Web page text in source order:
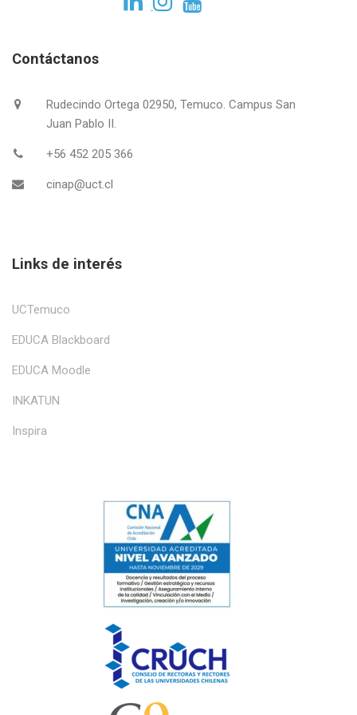
Contáctanos
Rudecindo Ortega 02950, Temuco. Campus San
Juan Pablo II.
+56 452 205 366
cinap@uct.cl
Links de interés
UCTemuco
EDUCA Blackboard
EDUCA Moodle
INKATUN
Inspira